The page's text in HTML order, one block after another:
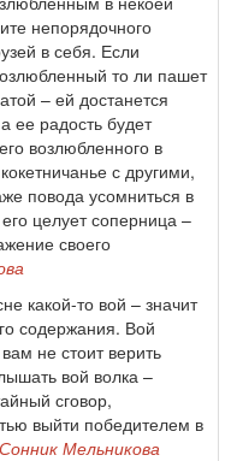
непорядочного
в себя. Если
то ли пашет
– ей достанется
ее радость будет
возлюбленного в
с другими,
повода усомниться в
целует соперница –
своего
какой-то вой – значит
содержания. Вой
не стоит верить
вой волка –
сговор,
выйти победителем в
Сонник Мельникова